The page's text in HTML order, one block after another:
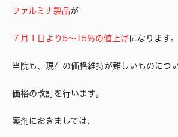
ファルミナ製品が
７月１日より5～15％の値上げになります。
当院も、現在の価格維持が難しいものについ
価格の改訂を行います。
薬剤におきましては、